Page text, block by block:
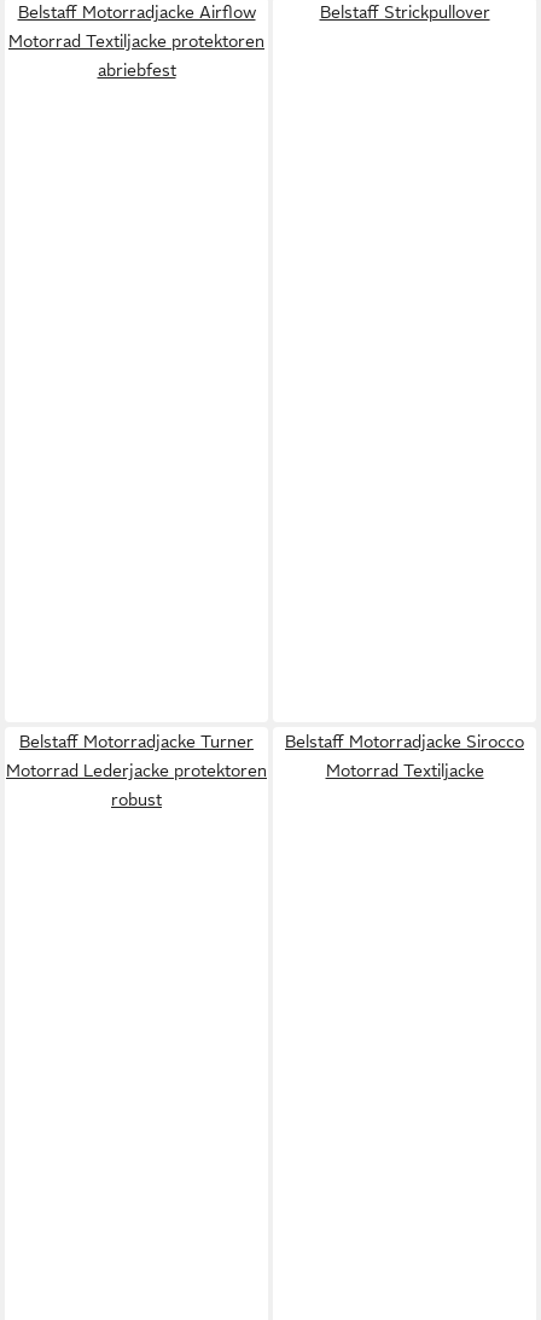
Belstaff Motorradjacke Airflow
Motorrad Textiljacke protektoren
abriebfest
Belstaff Strickpullover
Belstaff Motorradjacke Turner
Motorrad Lederjacke protektoren
robust
Belstaff Motorradjacke Sirocco
Motorrad Textiljacke